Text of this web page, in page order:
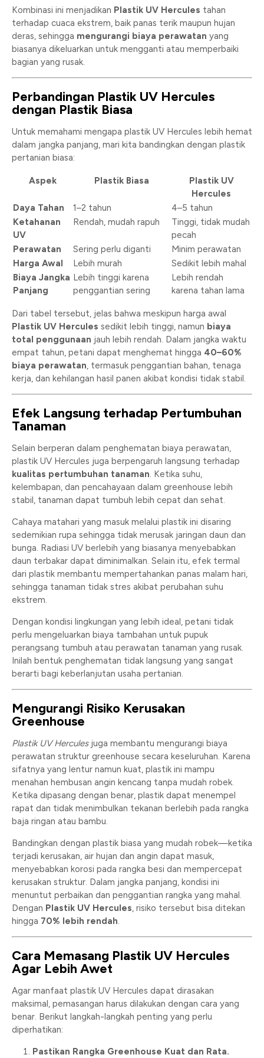
Kombinasi ini menjadikan Plastik UV Hercules tahan
terhadap cuaca ekstrem, baik panas terik maupun hujan
deras, sehingga mengurangi biaya perawatan yang
biasanya dikeluarkan untuk mengganti atau memperbaiki
bagian yang rusak.
Perbandingan Plastik UV Hercules
dengan Plastik Biasa
Untuk memahami mengapa plastik UV Hercules lebih hemat
dalam jangka panjang, mari kita bandingkan dengan plastik
pertanian biasa:
Aspek Plastik Biasa
Plastik UV
Hercules
Daya Tahan
1–2 tahun
4–5 tahun
Ketahanan
UV
Rendah, mudah rapuh
Tinggi, tidak mudah
pecah
Perawatan
Sering perlu diganti
Minim perawatan
Harga Awal
Lebih murah
Sedikit lebih mahal
Biaya Jangka
Panjang
Lebih tinggi karena
penggantian sering
Lebih rendah
karena tahan lama
Dari tabel tersebut, jelas bahwa meskipun harga awal
Plastik UV Hercules sedikit lebih tinggi, namun biaya
total penggunaan jauh lebih rendah. Dalam jangka waktu
empat tahun, petani dapat menghemat hingga 40–60%
biaya perawatan, termasuk penggantian bahan, tenaga
kerja, dan kehilangan hasil panen akibat kondisi tidak stabil.
Efek Langsung terhadap Pertumbuhan
Tanaman
Selain berperan dalam penghematan biaya perawatan,
plastik UV Hercules juga berpengaruh langsung terhadap
kualitas pertumbuhan tanaman. Ketika suhu,
kelembapan, dan pencahayaan dalam greenhouse lebih
stabil, tanaman dapat tumbuh lebih cepat dan sehat.
Cahaya matahari yang masuk melalui plastik ini disaring
sedemikian rupa sehingga tidak merusak jaringan daun dan
bunga. Radiasi UV berlebih yang biasanya menyebabkan
daun terbakar dapat diminimalkan. Selain itu, efek termal
dari plastik membantu mempertahankan panas malam hari,
sehingga tanaman tidak stres akibat perubahan suhu
ekstrem.
Dengan kondisi lingkungan yang lebih ideal, petani tidak
perlu mengeluarkan biaya tambahan untuk pupuk
perangsang tumbuh atau perawatan tanaman yang rusak.
Inilah bentuk penghematan tidak langsung yang sangat
berarti bagi keberlanjutan usaha pertanian.
Mengurangi Risiko Kerusakan
Greenhouse
Plastik UV Herculesjuga membantu mengurangi biaya
perawatan struktur greenhouse secara keseluruhan. Karena
sifatnya yang lentur namun kuat, plastik ini mampu
menahan hembusan angin kencang tanpa mudah robek.
Ketika dipasang dengan benar, plastik dapat menempel
rapat dan tidak menimbulkan tekanan berlebih pada rangka
baja ringan atau bambu.
Bandingkan dengan plastik biasa yang mudah robek—ketika
terjadi kerusakan, air hujan dan angin dapat masuk,
menyebabkan korosi pada rangka besi dan mempercepat
kerusakan struktur. Dalam jangka panjang, kondisi ini
menuntut perbaikan dan penggantian rangka yang mahal.
Dengan Plastik UV Hercules, risiko tersebut bisa ditekan
hingga 70% lebih rendah.
Cara Memasang Plastik UV Hercules
Agar Lebih Awet
Agar manfaat plastik UV Hercules dapat dirasakan
maksimal, pemasangan harus dilakukan dengan cara yang
benar. Berikut langkah-langkah penting yang perlu
diperhatikan:
Pastikan Rangka Greenhouse Kuat dan Rata.